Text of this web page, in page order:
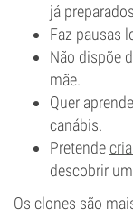
já
Faz pausas
Não dispõe
mãe.
Quer
canábis.
Pretende
descobrir
Os clones são